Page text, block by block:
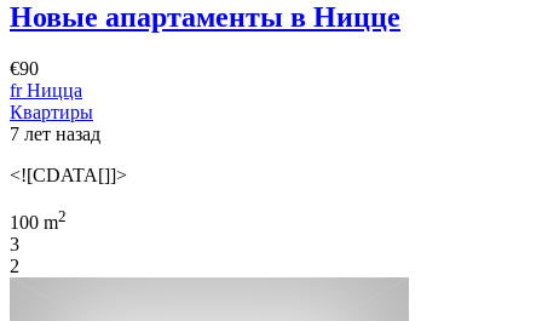
Новые апартаменты в Ницце
€90
fr Ницца
Квартиры
7 лет назад
<![CDATA[]]>
100 m2
3
2